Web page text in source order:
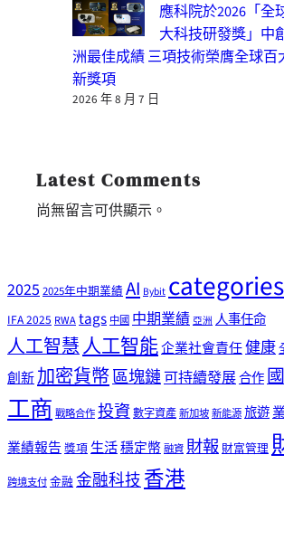
應科院於2026「全
大科技研發獎」中
洲最佳成績 三項技術榮膺全球百
新獎項
2026 年 8 月 7 日
Latest Comments
尚無留言可供顯示。
20252025年中期業績AI Bybitcategories
IFA 2025 RWAtags 中國 中期業績 亞洲 人事任命
人工智慧人工智能企業社會責任健康
創新加密貨幣區塊鏈可持續發展合作
工商戰略合作投資數字資產新加坡新能源旅遊
業績報告獎項生活穩定幣融資財報 財富管理
跨境支付金融 金融科技香港